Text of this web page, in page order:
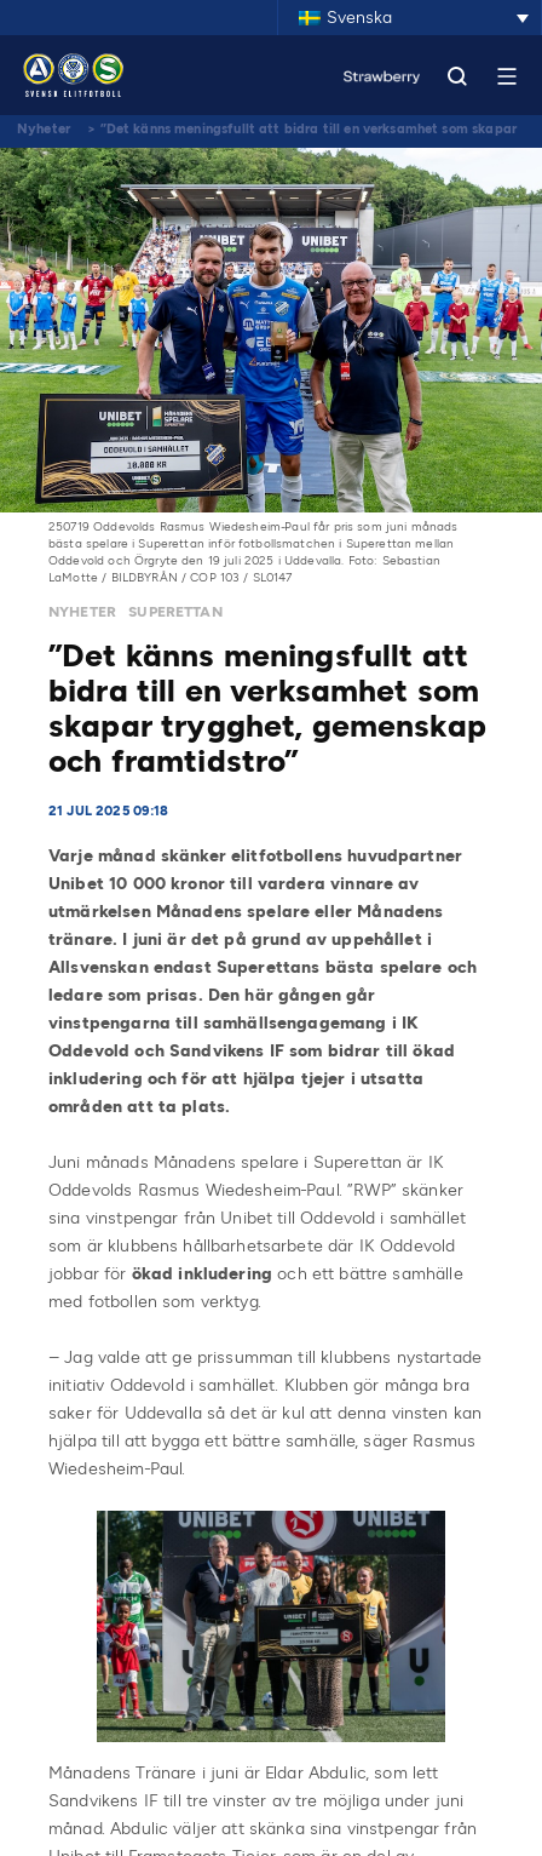
Svenska
Nyheter > ”Det känns meningsfullt att bidra till en verksamhet som skapar
trygghet, gemenskap och framtidstro”
250719 Oddevolds Rasmus Wiedesheim-Paul får pris som juni månads
bästa spelare i Superettan inför fotbollsmatchen i Superettan mellan
Oddevold och Örgryte den 19 juli 2025 i Uddevalla. Foto: Sebastian
LaMotte / BILDBYRÅN / COP 103 / SL0147
NYHETER SUPERETTAN
”Det känns meningsfullt att
bidra till en verksamhet som
skapar trygghet, gemenskap
och framtidstro”
21 JUL 2025 09:18
Varje månad skänker elitfotbollens huvudpartner
Unibet 10 000 kronor till vardera vinnare av
utmärkelsen Månadens spelare eller Månadens
tränare. I juni är det på grund av uppehållet i
Allsvenskan endast Superettans bästa spelare och
ledare som prisas. Den här gången går
vinstpengarna till samhällsengagemang i IK
Oddevold och Sandvikens IF som bidrar till ökad
inkludering och för att hjälpa tjejer i utsatta
områden att ta plats.
Juni månads Månadens spelare i Superettan är IK
Oddevolds Rasmus Wiedesheim-Paul. ”RWP” skänker
sina vinstpengar från Unibet till Oddevold i samhället
som är klubbens hållbarhetsarbete där IK Oddevold
jobbar för ökad inkluderingoch ett bättre samhälle
med fotbollen som verktyg.
– Jag valde att ge prissumman till klubbens nystartade
initiativ Oddevold i samhället. Klubben gör många bra
saker för Uddevalla så det är kul att denna vinsten kan
hjälpa till att bygga ett bättre samhälle, säger Rasmus
Wiedesheim-Paul.
Månadens Tränare i juni är Eldar Abdulic, som lett
Sandvikens IF till tre vinster av tre möjliga under juni
månad. Abdulic väljer att skänka sina vinstpengar från